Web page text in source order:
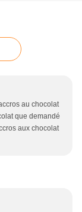
au chocolat
que demandé
aux chocolat